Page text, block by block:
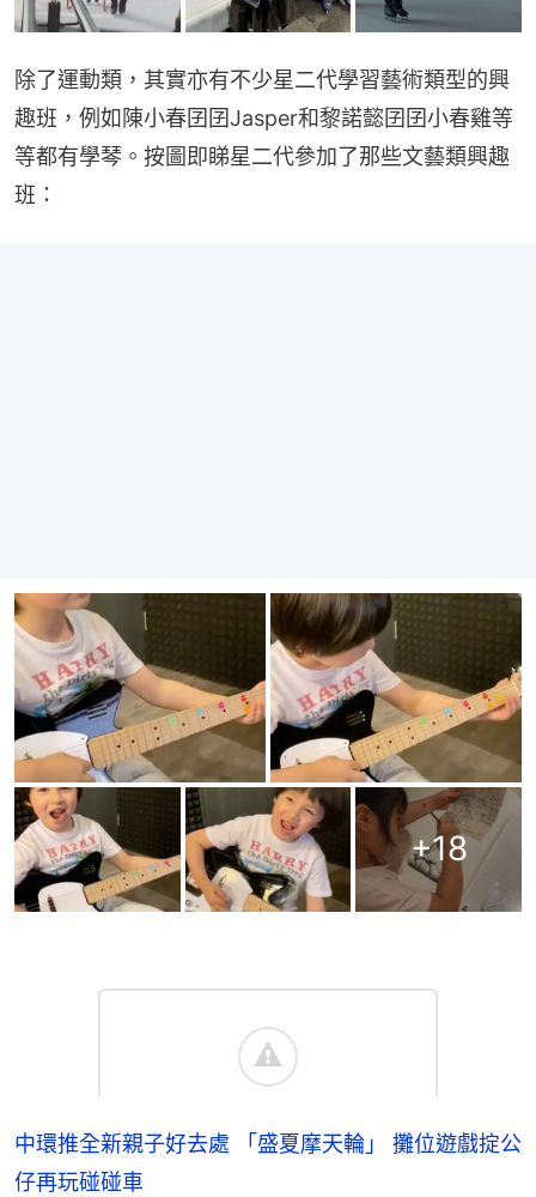
除了運動類，其實亦有不少星二代學習藝術類型的興
趣班，例如陳小春囝囝Jasper和黎諾懿囝囝小春雞等
等都有學琴。按圖即睇星二代參加了那些文藝類興趣
班：
+18
中環推全新親子好去處 「盛夏摩天輪」 攤位遊戲掟公
仔再玩碰碰車